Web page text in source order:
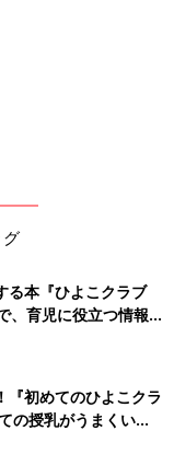
る本『ひよこクラブ
育児に役立つ情報が
『初めてのひよこクラ
の授乳がうまくい
夏のトラブル 解決テ